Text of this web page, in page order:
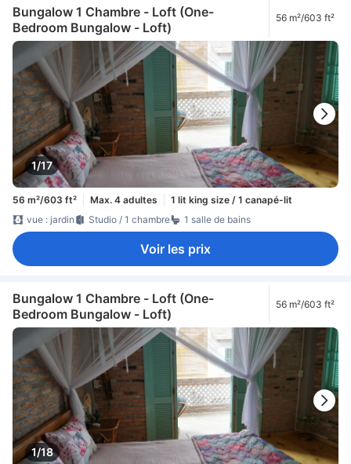
Bungalow 1 Chambre - Loft (One-
Bedroom Bungalow - Loft)
56 m²/603 ft²
1/17
56 m²/603 ft² Max. 4 adultes
1 lit king size / 1 canapé-lit
vue : jardin
Studio / 1 chambre 1 salle de bains
Voir les prix
Bungalow 1 Chambre - Loft (One-
Bedroom Bungalow - Loft)
56 m²/603 ft²
1/18